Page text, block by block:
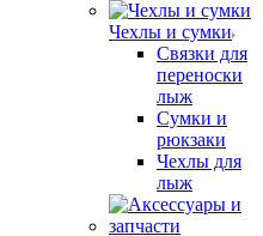
Чехлы и сумки
Связки для
переноски
лыж
Сумки и
рюкзаки
Чехлы для
лыж